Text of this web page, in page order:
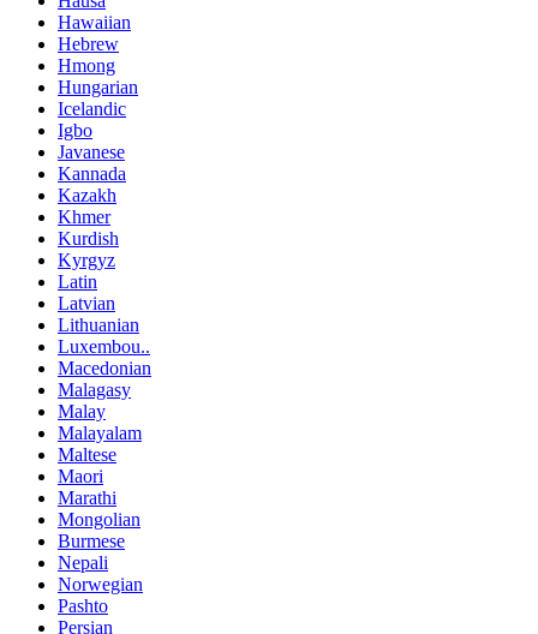
Hawaiian
Hebrew
Hmong
Hungarian
Icelandic
Igbo
Javanese
Kannada
Kazakh
Khmer
Kurdish
Kyrgyz
Latin
Latvian
Lithuanian
Luxembou..
Macedonian
Malagasy
Malay
Malayalam
Maltese
Maori
Marathi
Mongolian
Burmese
Nepali
Norwegian
Pashto
Persian